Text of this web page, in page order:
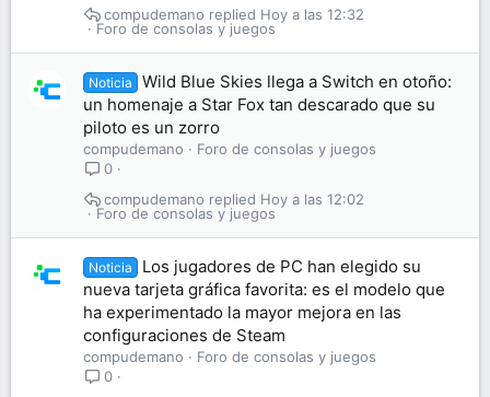
Foro de consolas y juegos
Hoy a las 12:32
compudemano
Noticia
Wild Blue Skies llega a Switch en otoño:
un homenaje a Star Fox tan descarado que su
piloto es un zorro
compudemano
Foro de consolas y juegos
0
Foro de consolas y juegos
Hoy a las 12:02
compudemano
Noticia
Los jugadores de PC han elegido su
nueva tarjeta gráfica favorita: es el modelo que
ha experimentado la mayor mejora en las
configuraciones de Steam
compudemano
Foro de consolas y juegos
0